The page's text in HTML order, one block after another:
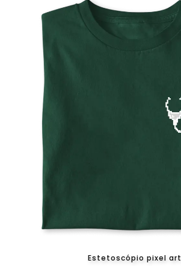
Estetoscópio pixel art